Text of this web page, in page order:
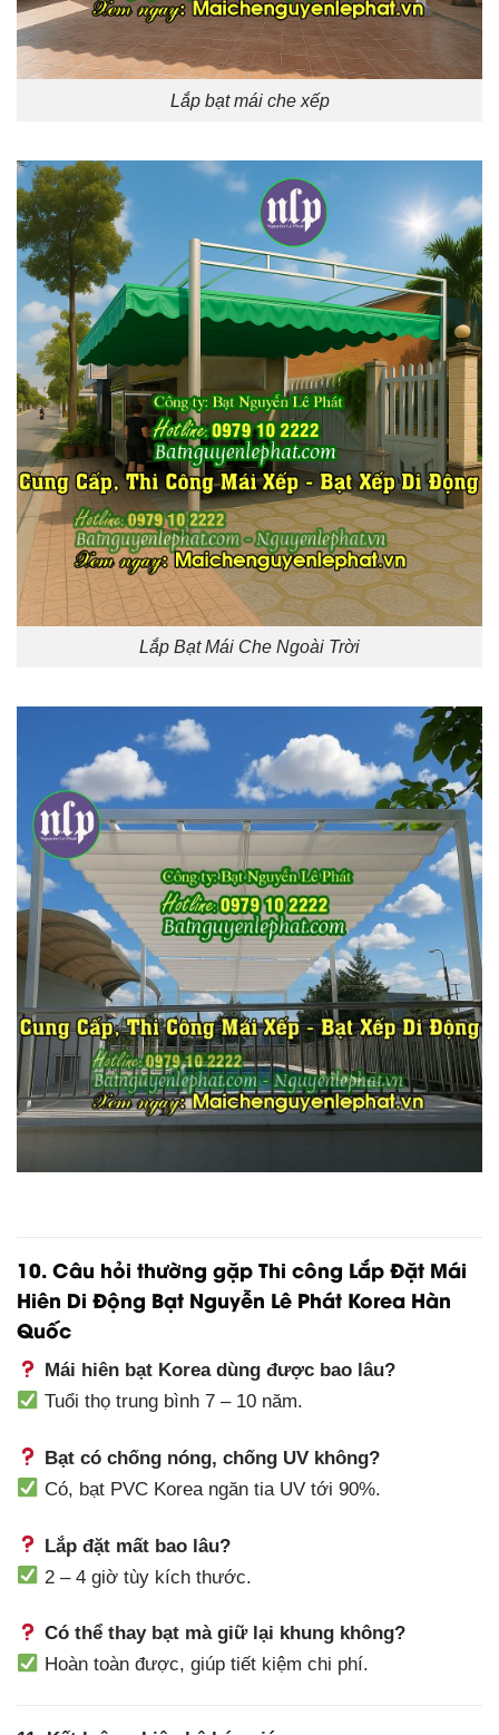
Lắp bạt mái che xếp
Lắp Bạt Mái Che Ngoài Trời
10. Câu hỏi thường gặp Thi công Lắp Đặt Mái
Hiên Di Động Bạt Nguyễn Lê Phát Korea Hàn
Quốc
Mái hiên bạt Korea dùng được bao lâu?
Tuổi thọ trung bình 7 – 10 năm.
Bạt có chống nóng, chống UV không?
Có, bạt PVC Korea ngăn tia UV tới 90%.
Lắp đặt mất bao lâu?
2 – 4 giờ tùy kích thước.
Có thể thay bạt mà giữ lại khung không?
Hoàn toàn được, giúp tiết kiệm chi phí.